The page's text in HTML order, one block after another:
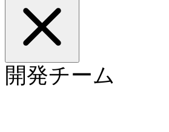
ホーム 製品
機能紹介
対象顧客
開発チーム